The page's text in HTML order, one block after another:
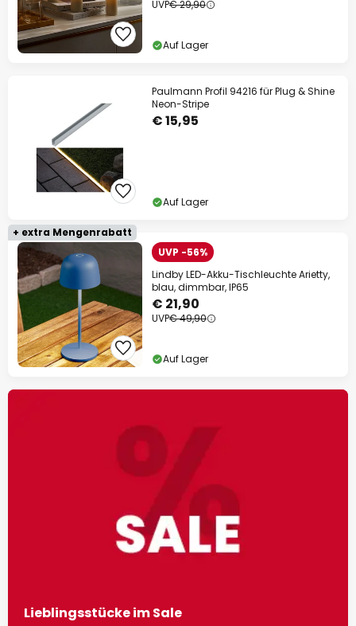
UVP€ 29,90
Auf Lager
Paulmann Profil 94216 für Plug & Shine
Neon-Stripe
€ 15,95
Auf Lager
+ extra Mengenrabatt
UVP -56%
Lindby LED-Akku-Tischleuchte Arietty,
blau, dimmbar, IP65
€ 21,90
UVP€ 49,90
Auf Lager
Lieblingsstücke im Sale